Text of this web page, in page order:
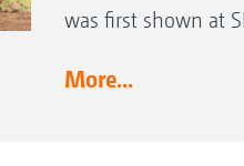
was first shown at
More...